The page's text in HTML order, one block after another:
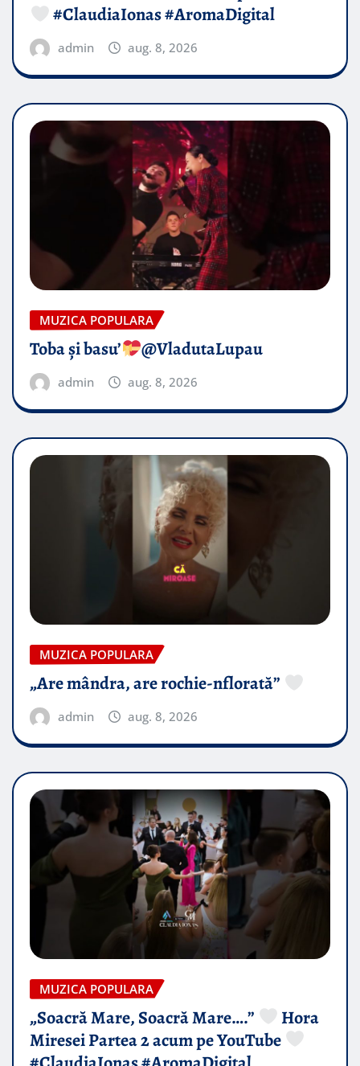
#ClaudiaIonas #AromaDigital
admin aug. 8, 2026
MUZICA POPULARA
Toba și basu’ @VladutaLupau
admin aug. 8, 2026
MUZICA POPULARA
„Are mândra, are rochie-nflorată”
admin aug. 8, 2026
MUZICA POPULARA
„Soacră Mare, Soacră Mare….”
Hora
Miresei Partea 2 acum pe YouTube